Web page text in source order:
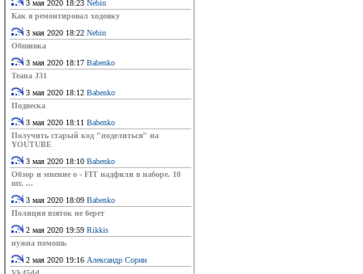
3 мая 2020 18:23 Nebin
Как я ремонтировал ходовку
3 мая 2020 18:22 Nebin
Обшивка
3 мая 2020 18:17 Babenko
Teana J31
3 мая 2020 18:12 Babenko
Подвеска
3 мая 2020 18:11 Babenko
Получить старый код "поделиться" на
YOUTUBE
3 мая 2020 18:10 Babenko
Обзор и мнение о - FIT надфили в наборе. 10
шт. ...
3 мая 2020 18:09 Babenko
Полиция взяток не берет
2 мая 2020 19:59 Rikkis
нужна помошь
2 мая 2020 19:16 Александр Сорин